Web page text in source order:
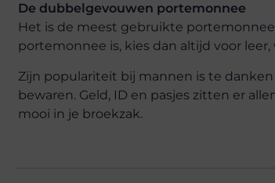
De dubbelgevouwen portemonnee
Het is de meest gebruikte
portemonnee is, kies dan altijd voor
Zijn populariteit bij mannen is te
bewaren. Geld, ID en pasjes zitten er
mooi in je broekzak.